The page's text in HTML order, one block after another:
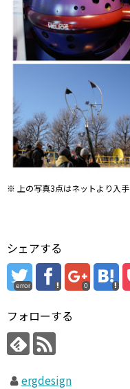
※ 上の写真3点はネットより入手
シェアする
error 0
フォローする
ergdesign